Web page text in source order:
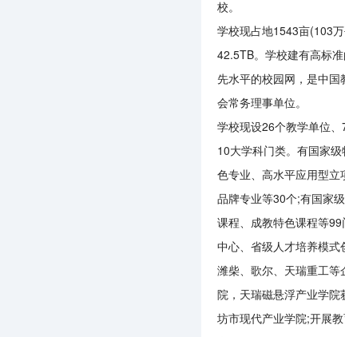
校。
学校现占地1543亩(103
42.5TB。学校建有高标
先水平的校园网，是中
会常务理事单位。
学校现设26个教学单位
10大学科门类。有国家
色专业、高水平应用型
品牌专业等30个;有国家
课程、成教特色课程等
中心、省级人才培养模
潍柴、歌尔、天瑞重工
院，天瑞磁悬浮产业学院
坊市现代产业学院;开展